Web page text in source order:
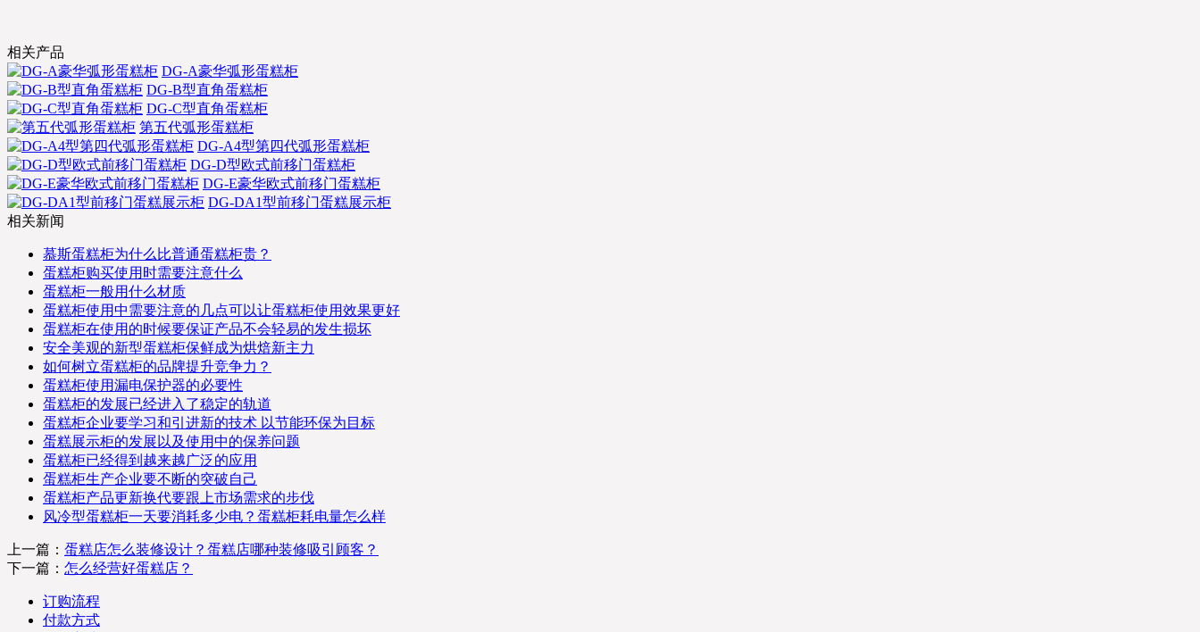
相关产品
DG-A豪华弧形蛋糕柜
DG-B型直角蛋糕柜
DG-C型直角蛋糕柜
第五代弧形蛋糕柜
DG-A4型第四代弧形蛋糕柜
DG-D型欧式前移门蛋糕柜
DG-E豪华欧式前移门蛋糕柜
DG-DA1型前移门蛋糕展示柜
相关新闻
慕斯蛋糕柜为什么比普通蛋糕柜贵？
蛋糕柜购买使用时需要注意什么
蛋糕柜一般用什么材质
蛋糕柜使用中需要注意的几点可以让蛋糕柜使用效果更好
蛋糕柜在使用的时候要保证产品不会轻易的发生损坏
安全美观的新型蛋糕柜保鲜成为烘焙新主力
如何树立蛋糕柜的品牌提升竞争力？
蛋糕柜使用漏电保护器的必要性
蛋糕柜的发展已经进入了稳定的轨道
蛋糕柜企业要学习和引进新的技术 以节能环保为目标
蛋糕展示柜的发展以及使用中的保养问题
蛋糕柜已经得到越来越广泛的应用
蛋糕柜生产企业要不断的突破自己
蛋糕柜产品更新换代要跟上市场需求的步伐
风冷型蛋糕柜一天要消耗多少电？蛋糕柜耗电量怎么样
上一篇： 蛋糕店怎么装修设计？蛋糕店哪种装修吸引顾客？
下一篇： 怎么经营好蛋糕店？
订购流程
付款方式